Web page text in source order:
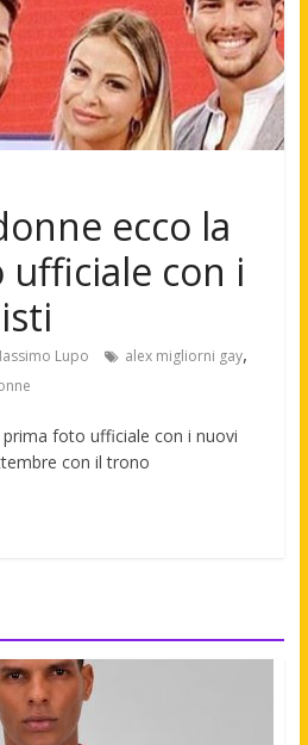
ecco la
con i
Lupo alex migliorni gay,
foto ufficiale con i nuovi
con il trono